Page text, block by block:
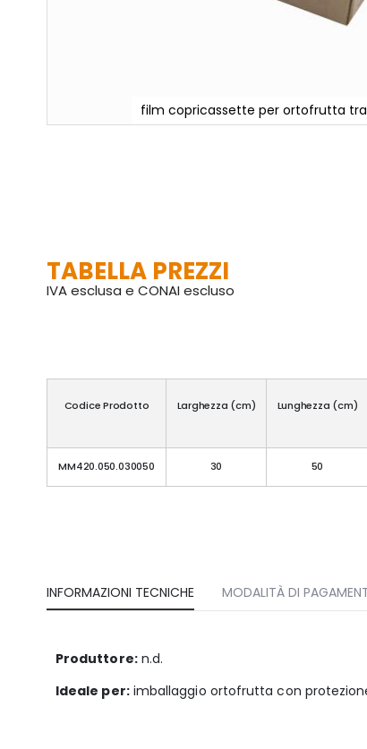
film copricassette per ortofrutta
TABELLA PREZZI
IVA esclusa e CONAI escluso
Codice Prodotto Larghezza (cm) Lunghezza (cm)
MM420.050.030050 30 50
INFORMAZIONI TECNICHE
Produttore:n.d.
Ideale per:imballaggio ortofrutta con
MODALITÀ DI